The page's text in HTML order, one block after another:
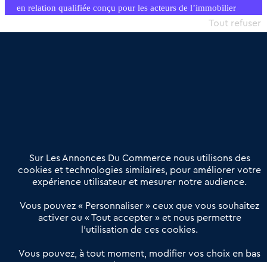
en relation qualifiée conçu pour les acteurs de l’immobilier
commercial et les collectivités territoriales, simple et intégrant
Offres Pro
Actualités
Qui sommes nous ?
Derniers articles
Réseau 3C : un partenaire national dédié aux transactions
Petitscommerces : Un partenariat au service du commerce de
Sur Les Annonces Du Commerce nous utilisons des
cookies et technologies similaires, pour améliorer votre
expérience utilisateur et mesurer notre audience.
Vous pouvez « Personnaliser » ceux que vous souhaitez
activer ou « Tout accepter » et nous permettre
l’utilisation de ces cookies.
Vous pouvez, à tout moment, modifier vos choix en bas
Tout refuser